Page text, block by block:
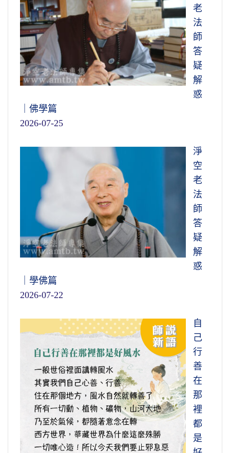
老
法
師
答
疑
解
惑
｜佛學篇
2026-07-25
淨
空
老
法
師
答
疑
解
惑
｜學佛篇
2026-07-22
自
己
行
善
在
那
裡
都
是